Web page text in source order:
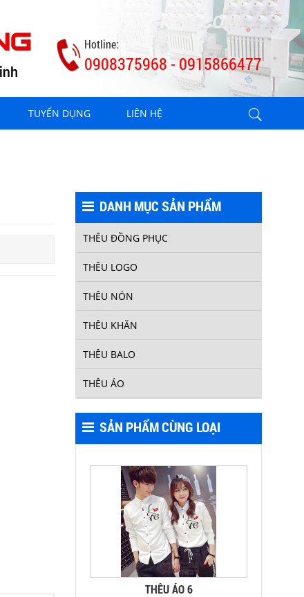
Hotline:
0908375968 - 0915866477
TUYỂN DỤNG LIÊN HỆ
DANH MỤC SẢN PHẨM
THÊU ĐỒNG PHỤC
THÊU LOGO
THÊU NÓN
THÊU KHĂN
THÊU BALO
THÊU ÁO
SẢN PHẨM CÙNG LOẠI
THÊU ÁO 1
THÊU ÁO 7
THÊU ÁO 6